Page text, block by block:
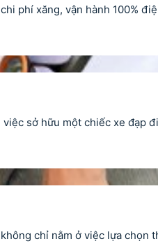
phí xăng, vận hành
sở hữu một chiếc xe
chỉ nằm ở việc lựa